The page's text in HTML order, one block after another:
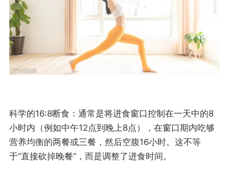
科学的16:8断食：通常是将进食窗口控制在一天中的8
小时内（例如中午12点到晚上8点），在窗口期内吃够
营养均衡的两餐或三餐，然后空腹16小时。这不等
于“直接砍掉晚餐”，而是调整了进食时间。